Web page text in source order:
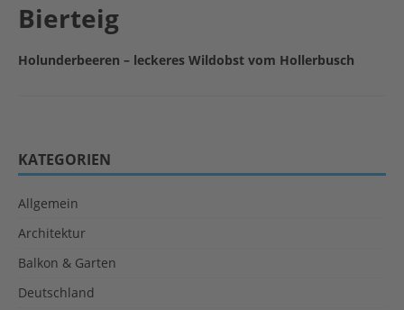
Bierteig
Holunderbeeren – leckeres Wildobst vom Hollerbusch
KATEGORIEN
Allgemein
Architektur
Balkon & Garten
Deutschland